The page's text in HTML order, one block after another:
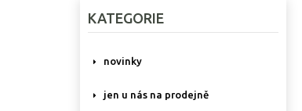
KATEGORIE
novinky
jen u nás na prodejně